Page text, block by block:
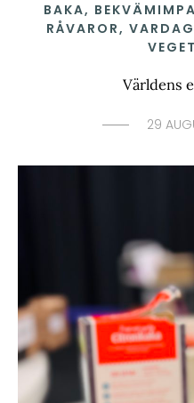
BAKA, BEKVÄMIMPA
RÅVAROR,
Världens
29